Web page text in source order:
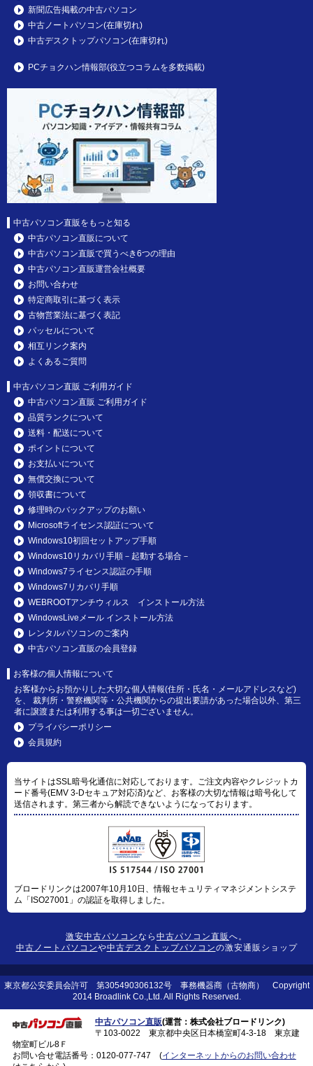
新聞広告掲載の中古パソコン
中古ノートパソコン(在庫切れ)
中古デスクトップパソコン(在庫切れ)
PCチョクハン情報部(役立つコラムを多数掲載)
中古パソコン直販をもっと知る
中古パソコン直販について
中古パソコン直販で買うべき6つの理由
中古パソコン直販運営会社概要
お問い合わせ
特定商取引に基づく表示
古物営業法に基づく表記
パッセルについて
相互リンク案内
よくあるご質問
中古パソコン直販 ご利用ガイド
中古パソコン直販 ご利用ガイド
品質ランクについて
送料・配送について
ポイントについて
お支払いについて
無償交換について
領収書について
修理時のバックアップのお願い
Microsoftライセンス認証について
Windows10初回セットアップ手順
Windows10リカバリ手順－起動する場合－
Windows7ライセンス認証の手順
Windows7リカバリ手順
WEBROOTアンチウィルス インストール方法
WindowsLiveメール インストール方法
レンタルパソコンのご案内
中古パソコン直販の会員登録
お客様の個人情報について
お客様からお預かりした大切な個人情報(住所・氏名・メールアドレスなど)
を、 裁判所・警察機関等・公共機関からの提出要請があった場合以外、第三
者に譲渡または利用する事は一切ございません。
プライバシーポリシー
会員規約
当サイトはSSL暗号化通信に対応しております。ご注文内容やクレジットカ
ード番号(EMV 3-Dセキュア対応済)など、お客様の大切な情報は暗号化して
送信されます。第三者から解読できないようになっております。
ブロードリンクは2007年10月10日、情報セキュリティマネジメントシステ
ム「ISO27001」の認証を取得しました。
激安中古パソコンなら 中古パソコン直販へ。
中古ノートパソコンや中古デスクトップパソコンの激安通販ショップ
東京都公安委員会許可 第305490306132号 事務機器商（古物商） Copyright
2014 Broadlink Co.,Ltd. All Rights Reserved.
中古パソコン直販(運営：株式会社ブロードリンク)
〒103-0022 東京都中央区日本橋室町4-3-18 東京建
物室町ビル8Ｆ
お問い合せ電話番号： 0120-077-747 (インターネットからのお問い合わせ